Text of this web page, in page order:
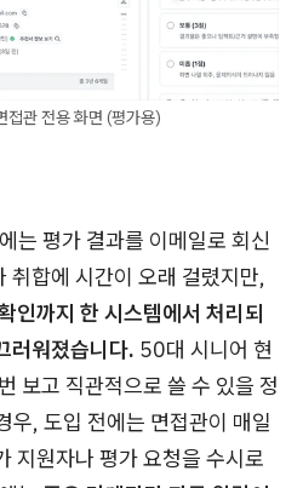
접관 전용 화면 (평가용)
는 평가 결과를 이메일로 회신
취합에 시간이 오래 걸렸지만,
인까지 한 시스템에서 처리되
러워졌습니다. 50대 시니어 현
보고 직관적으로 쓸 수 있을 정
우, 도입 전에는 면접관이 매일
지원자나 평가 요청을 수시로